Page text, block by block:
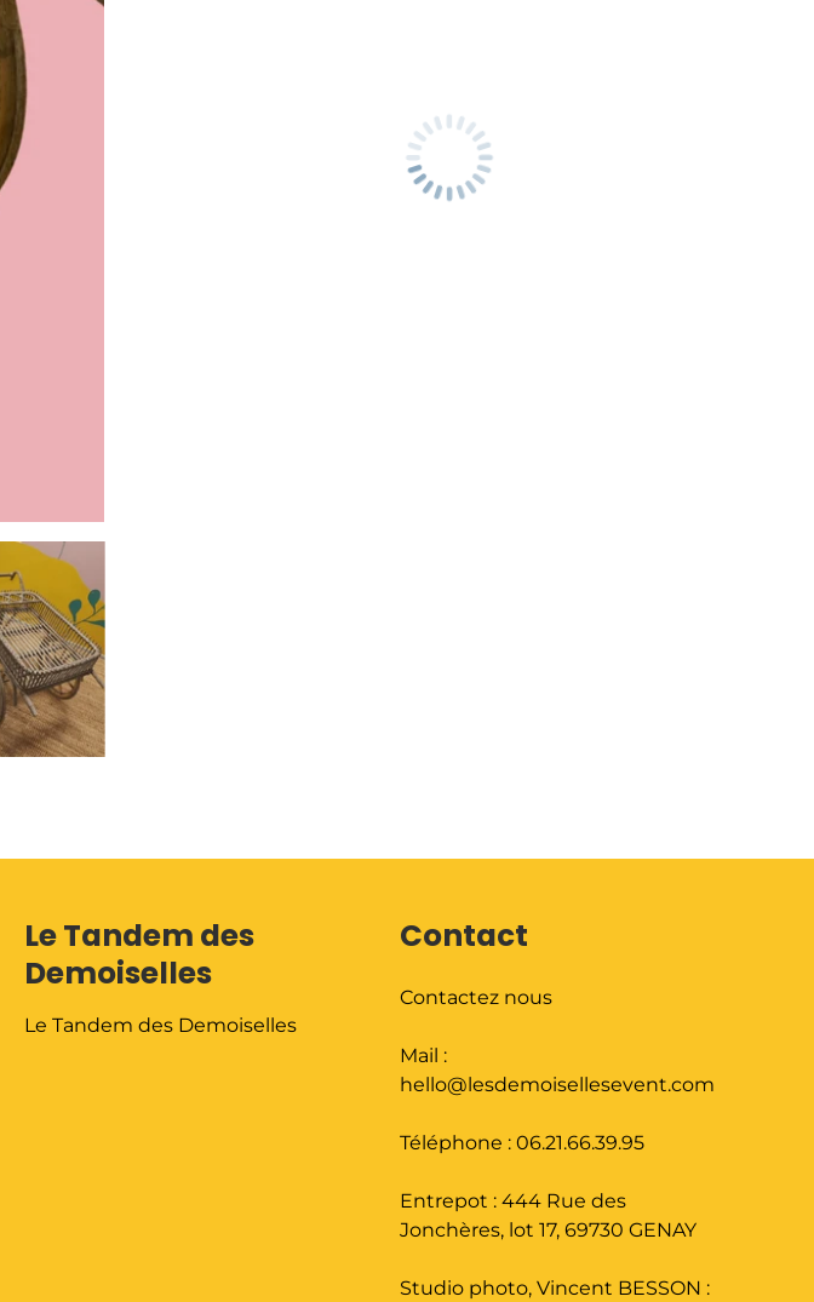
Le Tandem des
Demoiselles
Le Tandem des Demoiselles
Contact
Contactez nous
Mail :
hello@lesdemoisellesevent.com
Téléphone : 06.21.66.39.95
Entrepot : 444 Rue des
Jonchères, lot 17, 69730 GENAY
Studio photo, Vincent BESSON :